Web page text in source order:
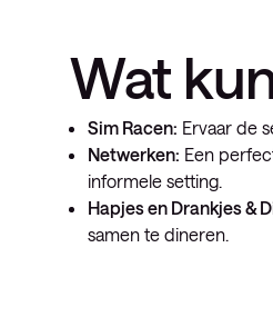
Wat
Sim Racen: Ervaar de
Netwerken: Een
informele setting.
Hapjes en Drankjes &
samen te dineren.